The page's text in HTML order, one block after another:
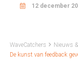
12 december
WaveCatchers
Nieuws
De kunst van feedback